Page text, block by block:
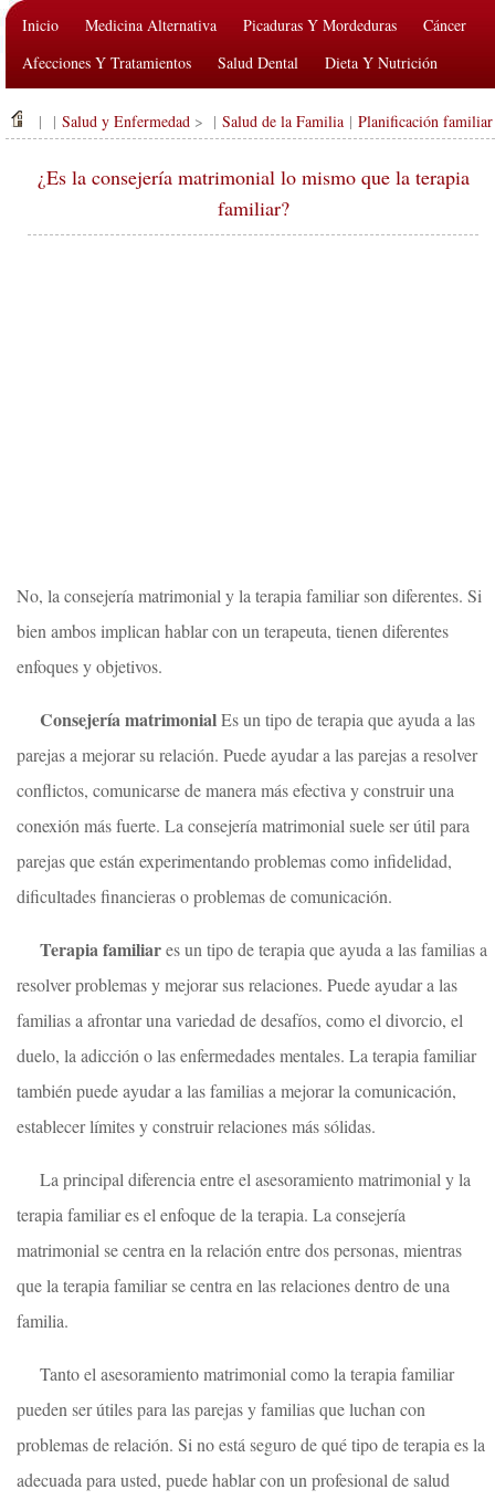
Inicio Medicina Alternativa Picaduras Y Mordeduras
Cáncer
Afecciones Y Tratamientos
Salud Dental
Dieta Y Nutrición
Salud Pública Y Seguridad
Cirugías Y Procedimientos Salud
| | Salud y Enfermedad > | Salud de la Familia | Planificación familiar
¿Es la consejería matrimonial lo mismo que la terapia
familiar?
No, la consejería matrimonial y la terapia familiar son diferentes. Si
bien ambos implican hablar con un terapeuta, tienen diferentes
enfoques y objetivos.
Consejería matrimonialEs un tipo de terapia que ayuda a las
parejas a mejorar su relación. Puede ayudar a las parejas a resolver
conflictos, comunicarse de manera más efectiva y construir una
conexión más fuerte. La consejería matrimonial suele ser útil para
parejas que están experimentando problemas como infidelidad,
dificultades financieras o problemas de comunicación.
Terapia familiares un tipo de terapia que ayuda a las familias a
resolver problemas y mejorar sus relaciones. Puede ayudar a las
familias a afrontar una variedad de desafíos, como el divorcio, el
duelo, la adicción o las enfermedades mentales. La terapia familiar
también puede ayudar a las familias a mejorar la comunicación,
establecer límites y construir relaciones más sólidas.
La principal diferencia entre el asesoramiento matrimonial y la
terapia familiar es el enfoque de la terapia. La consejería
matrimonial se centra en la relación entre dos personas, mientras
que la terapia familiar se centra en las relaciones dentro de una
familia.
Tanto el asesoramiento matrimonial como la terapia familiar
pueden ser útiles para las parejas y familias que luchan con
problemas de relación. Si no está seguro de qué tipo de terapia es la
adecuada para usted, puede hablar con un profesional de salud